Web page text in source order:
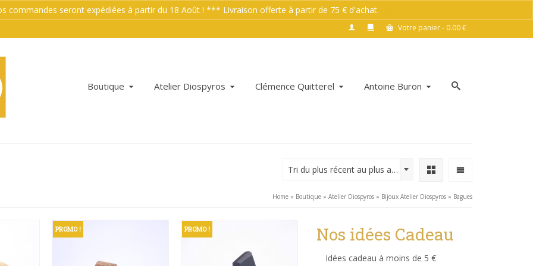
Votre panier- 0.00€
Boutique Atelier Diospyros Clémence Quitterel Antoine Buron
Tri du plus récent au plus ancien
Home » Boutique » Atelier Diospyros » Bijoux Atelier Diospyros » Bagues
PROMO ! PROMO ! Nos idées Cadeau
Idées cadeau à moins de 5 €
commandes seront expédiées à partir du 18 Août ! *** Livraison offerte à partir de 75 € d'achat.